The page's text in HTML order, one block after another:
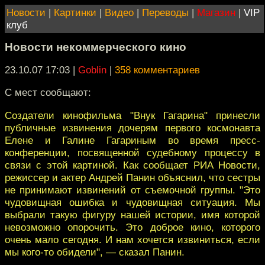
Новости | Картинки | Видео | Переводы | Магазин | VIP
клуб
Новости некоммерческого кино
23.10.07 17:03 | Goblin | 358 комментариев
С мест сообщают:
Создатели кинофильма "Внук Гагарина" принесли
публичные извинения дочерям первого космонавта
Елене и Галине Гагариным во время пресс-
конференции, посвященной судебному процессу в
связи с этой картиной. Как сообщает РИА Новости,
режиссер и актер Андрей Панин объяснил, что сестры
не принимают извинений от съемочной группы. "Это
чудовищная ошибка и чудовищная ситуация. Мы
выбрали такую фигуру нашей истории, имя которой
невозможно опорочить. Это доброе кино, которого
очень мало сегодня. И нам хочется извиниться, если
мы кого-то обидели", — сказал Панин.